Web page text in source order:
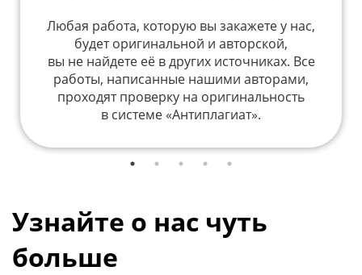
Любая работа, которую вы закажете у нас,
будет оригинальной и авторской,
вы не найдете её в других источниках. Все
работы, написанные нашими авторами,
проходят проверку на оригинальность
в системе «Антиплагиат».
Узнайте о нас чуть
больше